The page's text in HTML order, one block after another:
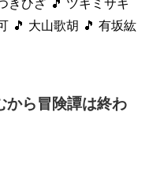
きひざ 🎵 ツキミサキ
🎵 大山歌胡 🎵 有坂紘
から冒険譚は終わ